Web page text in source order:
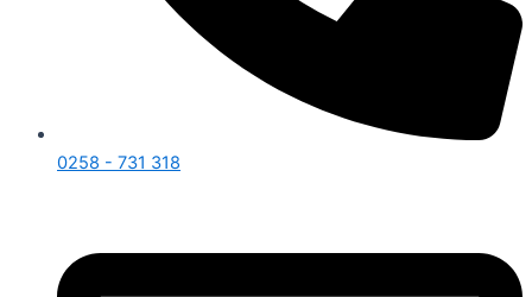
0258 - 731 318